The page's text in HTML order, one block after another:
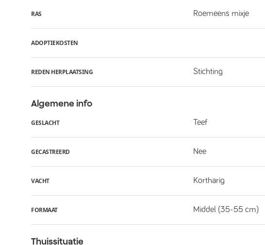
RAS Roemeens mixje
ADOPTIEKOSTEN
REDEN HERPLAATSING Stichting
Algemene info
GESLACHT Teef
GECASTREERD Nee
VACHT Kortharig
FORMAAT Middel (35-55 cm)
Thuissituatie